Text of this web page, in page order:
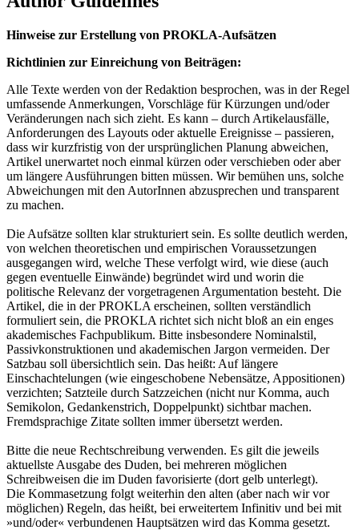
Hinweise zur Erstellung von PROKLA-Aufsätzen
Richtlinien zur Einreichung von Beiträgen:
Alle Texte werden von der Redaktion besprochen, was in der Regel
umfassende Anmerkungen, Vorschläge für Kürzungen und/oder
Veränderungen nach sich zieht. Es kann – durch Artikelausfälle,
Anforderungen des Layouts oder aktuelle Ereignisse – passieren,
dass wir kurzfristig von der ursprünglichen Planung abweichen,
Artikel unerwartet noch einmal kürzen oder verschieben oder aber
um längere Ausführungen bitten müssen. Wir bemühen uns, solche
Abweichungen mit den AutorInnen abzusprechen und transparent
zu machen.
Die Aufsätze sollten klar strukturiert sein. Es sollte deutlich werden,
von welchen theoretischen und empirischen Voraussetzungen
ausgegangen wird, welche These verfolgt wird, wie diese (auch
gegen eventuelle Einwände) begründet wird und worin die
politische Relevanz der vorgetragenen Argumentation besteht. Die
Artikel, die in der PROKLA erscheinen, sollten verständlich
formuliert sein, die PROKLA richtet sich nicht bloß an ein enges
akademisches Fachpublikum. Bitte insbesondere Nominalstil,
Passivkonstruktionen und akademischen Jargon vermeiden. Der
Satzbau soll übersichtlich sein. Das heißt: Auf längere
Einschachtelungen (wie eingeschobene Nebensätze, Appositionen)
verzichten; Satzteile durch Satzzeichen (nicht nur Komma, auch
Semikolon, Gedankenstrich, Doppelpunkt) sichtbar machen.
Fremdsprachige Zitate sollten immer übersetzt werden.
Bitte die neue Rechtschreibung verwenden. Es gilt die jeweils
aktuellste Ausgabe des Duden, bei mehreren möglichen
Schreibweisen die im Duden favorisierte (dort gelb unterlegt).
Die Kommasetzung folgt weiterhin den alten (aber nach wir vor
möglichen) Regeln, das heißt, bei erweitertem Infinitiv und bei mit
»und/oder« verbundenen Hauptsätzen wird das Komma gesetzt.